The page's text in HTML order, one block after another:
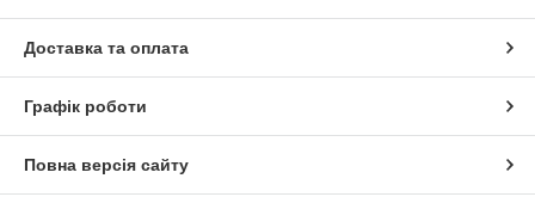
Доставка та оплата
Графік роботи
Повна версія сайту